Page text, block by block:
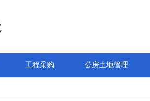
工程采购 公房土地管理